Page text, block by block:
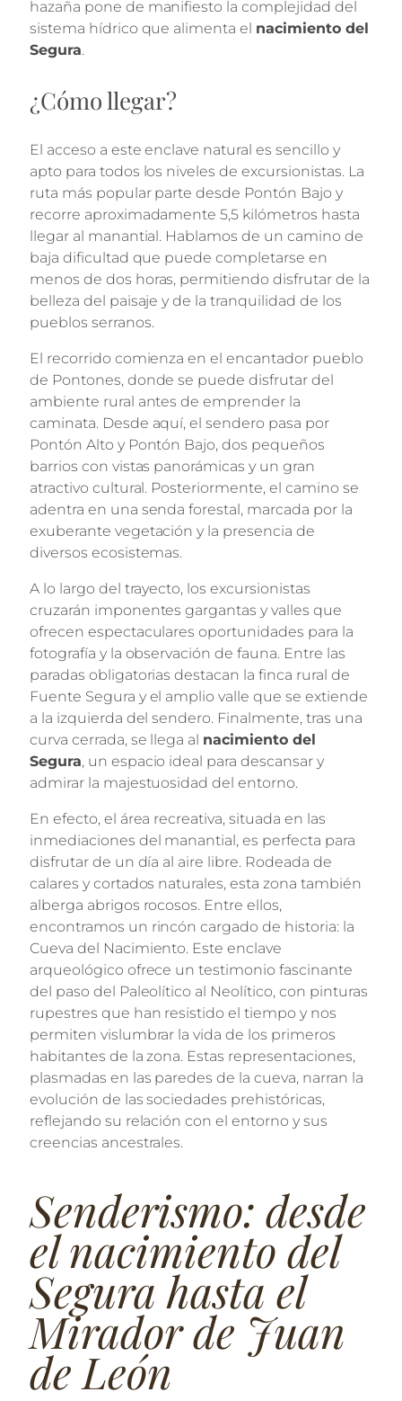
hazaña pone de manifiesto la complejidad del
sistema hídrico que alimenta el nacimiento del
Segura.
¿Cómo llegar?
El acceso a este enclave natural es sencillo y
apto para todos los niveles de excursionistas. La
ruta más popular parte desde Pontón Bajo y
recorre aproximadamente 5,5 kilómetros hasta
llegar al manantial. Hablamos de un camino de
baja dificultad que puede completarse en
menos de dos horas, permitiendo disfrutar de la
belleza del paisaje y de la tranquilidad de los
pueblos serranos.
El recorrido comienza en el encantador pueblo
de Pontones, donde se puede disfrutar del
ambiente rural antes de emprender la
caminata. Desde aquí, el sendero pasa por
Pontón Alto y Pontón Bajo, dos pequeños
barrios con vistas panorámicas y un gran
atractivo cultural. Posteriormente, el camino se
adentra en una senda forestal, marcada por la
exuberante vegetación y la presencia de
diversos ecosistemas.
A lo largo del trayecto, los excursionistas
cruzarán imponentes gargantas y valles que
ofrecen espectaculares oportunidades para la
fotografía y la observación de fauna. Entre las
paradas obligatorias destacan la finca rural de
Fuente Segura y el amplio valle que se extiende
a la izquierda del sendero. Finalmente, tras una
curva cerrada, se llega al nacimiento del
Segura, un espacio ideal para descansar y
admirar la majestuosidad del entorno.
En efecto, el área recreativa, situada en las
inmediaciones del manantial, es perfecta para
disfrutar de un día al aire libre. Rodeada de
calares y cortados naturales, esta zona también
alberga abrigos rocosos. Entre ellos,
encontramos un rincón cargado de historia: la
Cueva del Nacimiento. Este enclave
arqueológico ofrece un testimonio fascinante
del paso del Paleolítico al Neolítico, con pinturas
rupestres que han resistido el tiempo y nos
permiten vislumbrar la vida de los primeros
habitantes de la zona. Estas representaciones,
plasmadas en las paredes de la cueva, narran la
evolución de las sociedades prehistóricas,
reflejando su relación con el entorno y sus
creencias ancestrales.
Senderismo: desde
el nacimiento del
Segura hasta el
Mirador de Juan
de León